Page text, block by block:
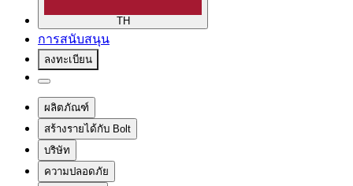
TH
การสนับสนุน
ลงทะเบียน
ผลิตภัณฑ์
สร้างรายได้กับ Bolt
บริษัท
ความปลอดภัย